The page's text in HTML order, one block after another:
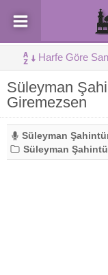
Harfe Göre
Süleyman
Giremezsen
Süleyman
Süleyman